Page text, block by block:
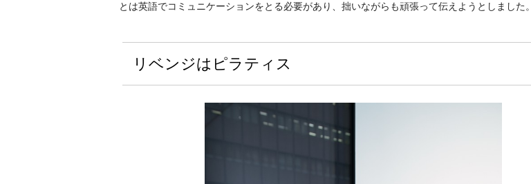
とは英語でコミュニケーションをとる必要があり、拙いながらも頑張って伝えようとしました。
リベンジはピラティス